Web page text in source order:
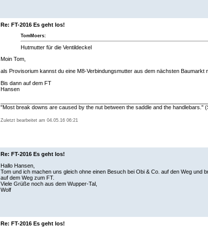
Re: FT-2016 Es geht los!
TomMoers:
Hutmutter für die Ventildeckel
Moin Tom,
als Provisorium kannst du eine M8-Verbindungsmutter aus dem nächsten Baumarkt
Bis dann auf dem FT
Hansen
"Most break downs are caused by the nut between the saddle and the handlebars."
Zuletzt bearbeitet am 04.05.16 06:21
Re: FT-2016 Es geht los!
Hallo Hansen,
Tom und ich machen uns gleich ohne einen Besuch bei Obi & Co. auf den Weg und
auf dem Weg zum FT.
Viele Grüße noch aus dem Wupper-Tal,
Wolf
Re: FT-2016 Es geht los!